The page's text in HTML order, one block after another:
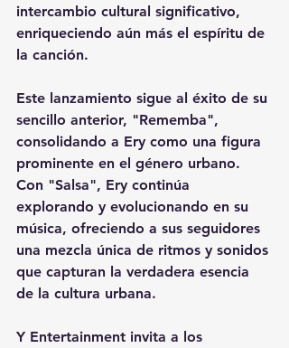
intercambio cultural significativo,
enriqueciendo aún más el espíritu de
la canción.
Este lanzamiento sigue al éxito de su
sencillo anterior, "Rememba",
consolidando a Ery como una figura
prominente en el género urbano.
Con "Salsa", Ery continúa
explorando y evolucionando en su
música, ofreciendo a sus seguidores
una mezcla única de ritmos y sonidos
que capturan la verdadera esencia
de la cultura urbana.
Y Entertainment invita a los